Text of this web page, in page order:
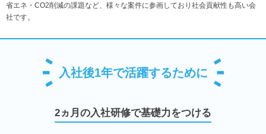
省エネ・CO2削減の課題など、様々な案件に参画しており社会貢献性も高い会
社です。
入社後1年で活躍するために
2ヵ月の入社研修で基礎力をつける